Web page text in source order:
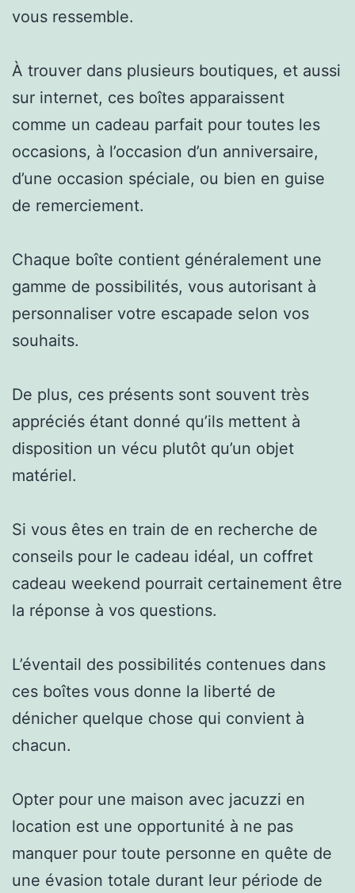
vous ressemble.
À trouver dans plusieurs boutiques, et aussi
sur internet, ces boîtes apparaissent
comme un cadeau parfait pour toutes les
occasions, à l’occasion d’un anniversaire,
d’une occasion spéciale, ou bien en guise
de remerciement.
Chaque boîte contient généralement une
gamme de possibilités, vous autorisant à
personnaliser votre escapade selon vos
souhaits.
De plus, ces présents sont souvent très
appréciés étant donné qu’ils mettent à
disposition un vécu plutôt qu’un objet
matériel.
Si vous êtes en train de en recherche de
conseils pour le cadeau idéal, un coffret
cadeau weekend pourrait certainement être
la réponse à vos questions.
L’éventail des possibilités contenues dans
ces boîtes vous donne la liberté de
dénicher quelque chose qui convient à
chacun.
Opter pour une maison avec jacuzzi en
location est une opportunité à ne pas
manquer pour toute personne en quête de
une évasion totale durant leur période de